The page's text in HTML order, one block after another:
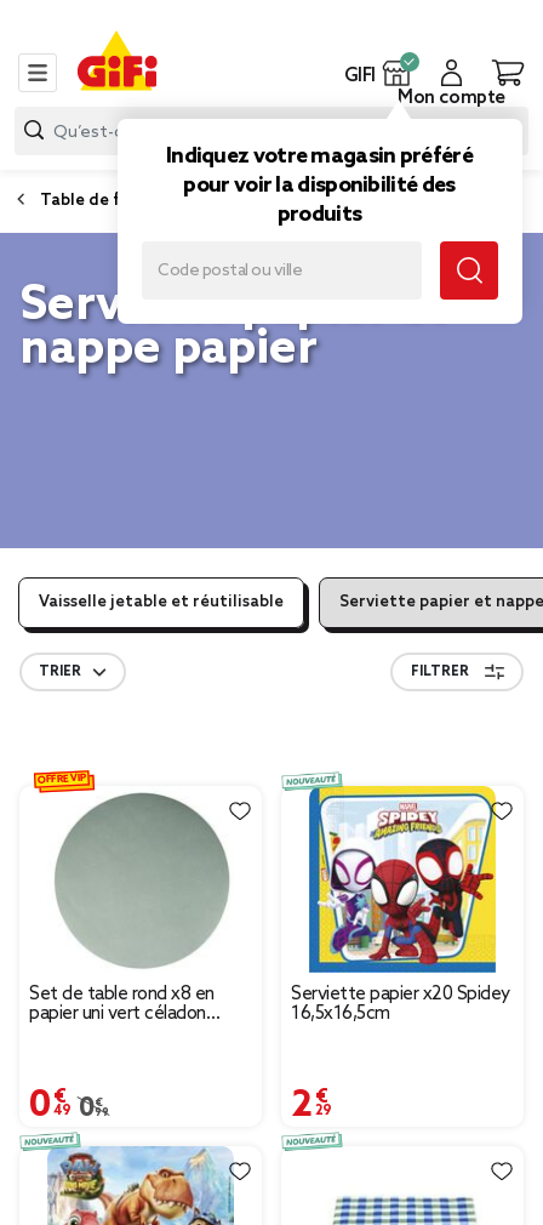
GIFI
Indiquez votre magasin préféré
pour voir la disponibilité des
produits
Mon compte
Table de fête
Serviette papier et
nappe papier
Vaisselle jetable et réutilisable Serviette papier et
TRIER FILTRER
Set de table rond x8 en
papier uni vert céladon
0,49 €
Prix remisé de 0,99 € à 0,49 €
0,99 €
OFFRE VIP
Serviette papier x20 Spidey
16,5x16,5cm
2,29 €